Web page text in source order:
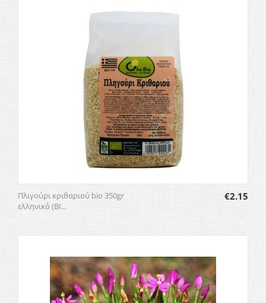
Πλιγούρι κριθαριού bio 350gr
ελληνικό (ΒΙ...
€2.15